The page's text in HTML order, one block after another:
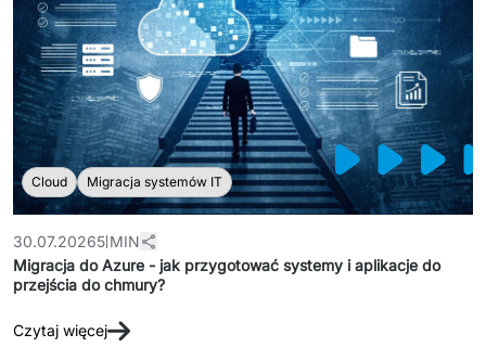
Audyty i doradztwo
Managed IT & Outsourcing
Migracje i wdrożenia
Serwis IT i AGD
↳ Serwis RTV i AGD
↳ Serwis IT
Cloud Migracja systemów IT
30.07.20265 MIN
Migracja do Azure - jak przygotować systemy i aplikacje do
przejścia do chmury?
Czytaj więcej